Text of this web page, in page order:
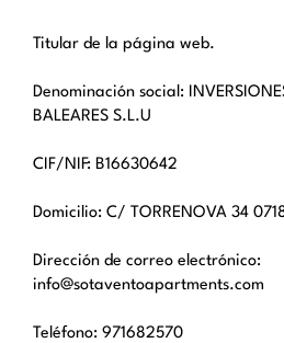
Titular de la página web.
Denominación social:
BALEARES S.L.U
CIF/NIF: B16630642
Domicilio: C/ TORRENOVA 34
Dirección de correo electrónico:
info@sotaventoapartments.com
Teléfono: 971682570